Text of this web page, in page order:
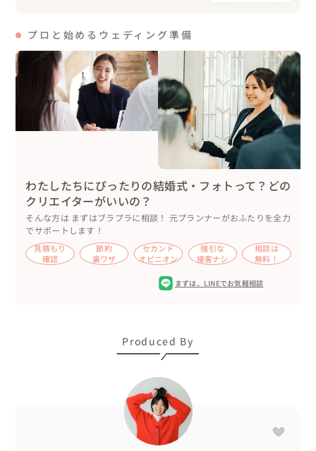
プロと始めるウェディング準備
わたしたちにぴったりの結婚式・フォトって？どの
クリエイターがいいの？
そんな方は まずはブラプラに相談！ 元プランナーがおふたりを全力
でサポートします！
見積もり
確認
節約
裏ワザ
セカンド
オピニオン
強引な
接客ナシ
相談は
無料！
まずは、 LINEでお気軽相談
Produced By